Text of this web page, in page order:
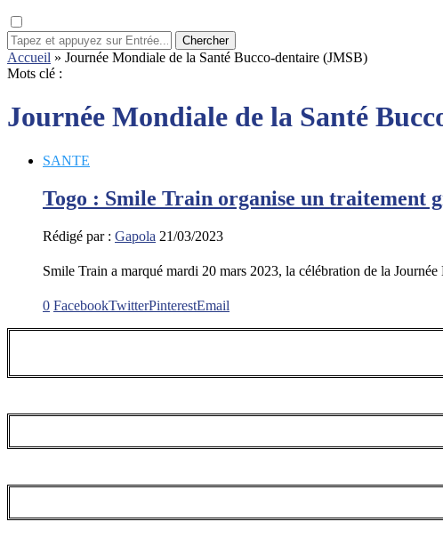
Chercher
Accueil » Journée Mondiale de la Santé Bucco-dentaire (JMSB)
Mots clé :
Journée Mondiale de la Santé
SANTE
Togo : Smile Train organise un traitement
Rédigé par : Gapola 21/03/2023
Smile Train a marqué mardi 20 mars 2023, la célébration de la
0 FacebookTwitterPinterestEmail